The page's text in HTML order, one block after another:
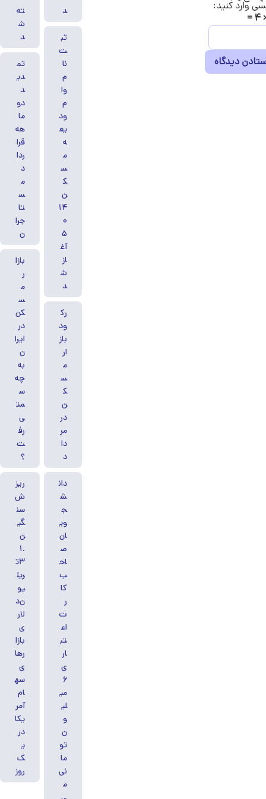
وارد کنید:
=
د
ثب
ت‌
نا
م
وا
م
ود
یع
ه
م
س
ک
ن
۱۴
۰
۵
آغ
از
ش
د
رک
ود
باز
ار
م
س
ک
ن
در
مر
دا
د
دان
ش
ج
وی
ان
ص
اح
ب
کا
ر
ت
اع
تب
ار
ی
۶
می
لی
و
ن
تو
ما
نی
م
ته
ش
د
تم
دی
د
دو
ما
هه
قرا
ردا
د
م
س
تا
جرا
ن
بازا
ر
م
س
کن
در
ایرا
ن
به
چه
س
مت
ی
رف
ت
؟
ریز
ش
سن
گی
ن
۱.
۳ت
ریل
یو
ن‌د
لار
ی
بازا
رها
ی
سه
ام
آمر
یکا
در
ی
ک
روز